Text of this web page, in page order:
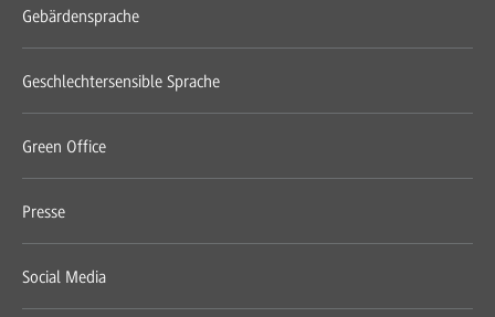
Gebärdensprache
Geschlechtersensible Sprache
Green Office
Presse
Social Media